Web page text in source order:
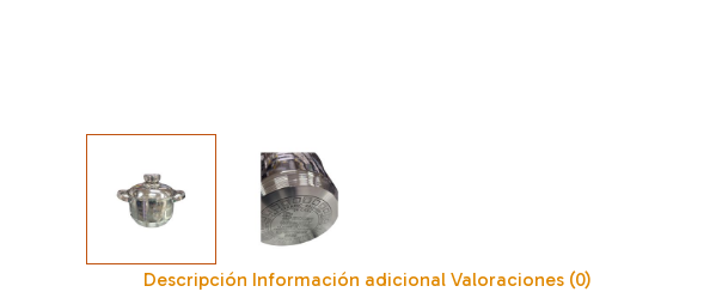
Descripción Información adicional Valoraciones (0)